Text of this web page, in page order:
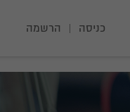
הרשמה | כניסה